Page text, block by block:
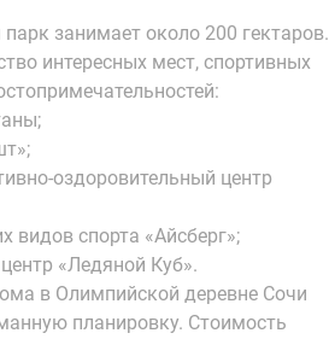
занимает около 200 гектаров.
интересных мест, спортивных
оздоровительный центр
видов спорта «Айсберг»;
«Ледяной Куб».
в Олимпийской деревне Сочи
планировку. Стоимость